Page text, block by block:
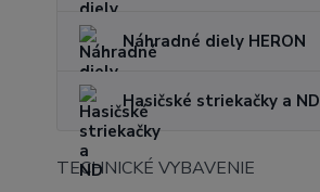
Náhradné diely HERON
Hasičské striekačky a ND
TECHNICKÉ VYBAVENIE